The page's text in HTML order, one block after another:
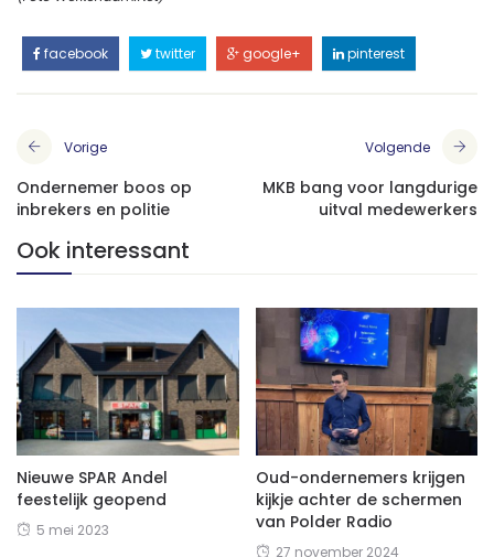
facebook twitter google+ pinterest
Vorige
Ondernemer boos op
inbrekers en politie
Volgende
MKB bang voor langdurige
uitval medewerkers
Ook interessant
Nieuwe SPAR Andel
feestelijk geopend
5 mei 2023
Oud-ondernemers krijgen
kijkje achter de schermen
van Polder Radio
27 november 2024